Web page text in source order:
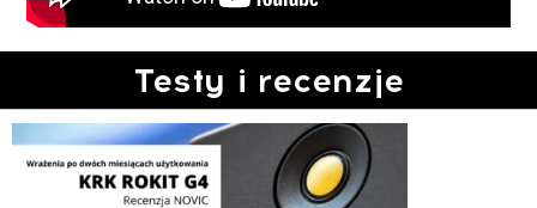
Testy i recenzje